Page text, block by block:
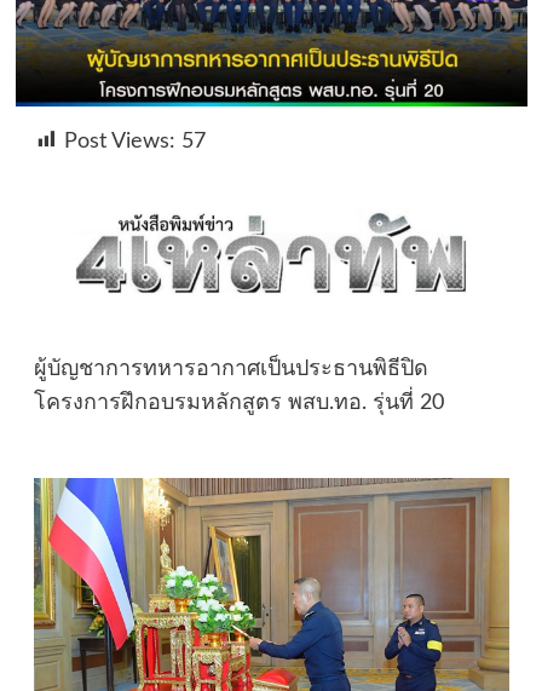
Post Views: 57
ผู้บัญชาการทหารอากาศเป็นประธานพิธีปิด
โครงการฝึกอบรมหลักสูตร พสบ.ทอ. รุ่นที่ 20